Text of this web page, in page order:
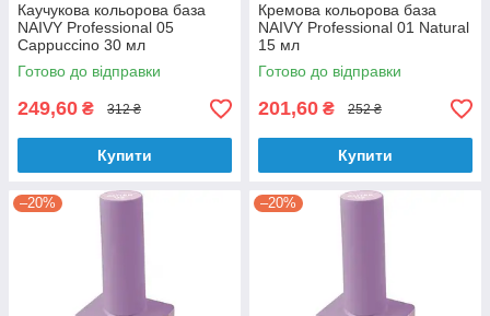
Каучукова кольорова база
NAIVY Professional 05
Cappuccino 30 мл
Готово до відправки
249,60 ₴ 312 ₴
Купити
Кремова кольорова база
NAIVY Professional 01 Natural
15 мл
Готово до відправки
201,60 ₴ 252 ₴
Купити
–20% –20%